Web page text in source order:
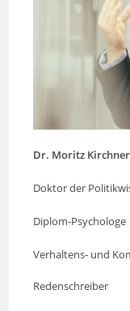
Dr. Moritz Kirchner
Doktor der
Diplom-Psychologe
Verhaltens- und
Redenschreiber